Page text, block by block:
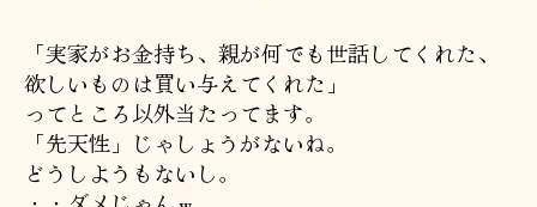
「実家がお金持ち、親が何でも世話してくれた、
欲しいものは買い与えてくれた」
ってところ以外当たってます。
「先天性」じゃしょうがないね。
どうしようもないし。